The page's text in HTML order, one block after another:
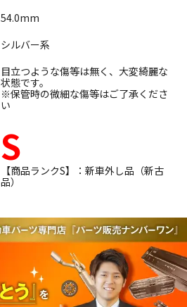
54.0mm
シルバー系
目立つような傷等は無く、大変綺麗な
状態です。
※保管時の微細な傷等はご了承くださ
い
S
【商品ランクS】：新車外し品（新古
品）